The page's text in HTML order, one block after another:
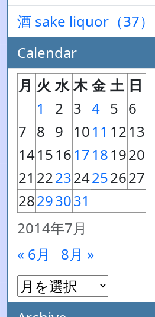
酒 sake liquor（37）
Calendar
2014年7月
月 火 水 木 金 土 日
1
2 3 4 5 6
7 8 9 1011 1213
14151617181920
21 222324252627
28293031
« 6月 8月 »